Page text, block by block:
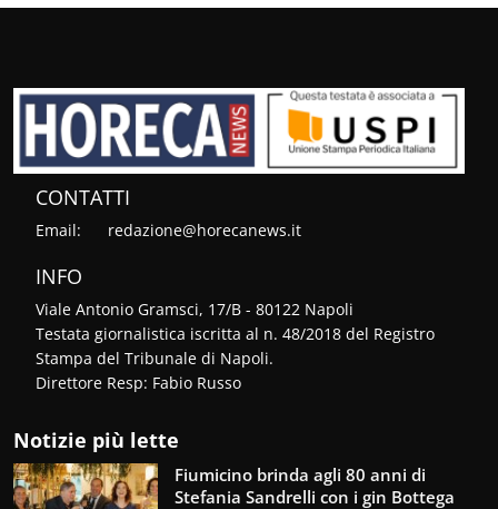
CONTATTI
Email: redazione@horecanews.it
INFO
Viale Antonio Gramsci, 17/B - 80122 Napoli
Testata giornalistica iscritta al n. 48/2018 del Registro
Stampa del Tribunale di Napoli.
Direttore Resp: Fabio Russo
Notizie più lette
Fiumicino brinda agli 80 anni di
Stefania Sandrelli con i gin Bottega